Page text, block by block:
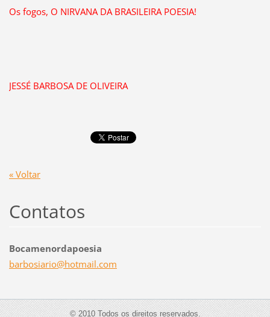
Os fogos, O NIRVANA DA BRASILEIRA POESIA!
JESSÉ BARBOSA DE OLIVEIRA
« Voltar
Contatos
Bocamenordapoesia
barbosiario@hotmail.com
© 2010 Todos os direitos reservados.